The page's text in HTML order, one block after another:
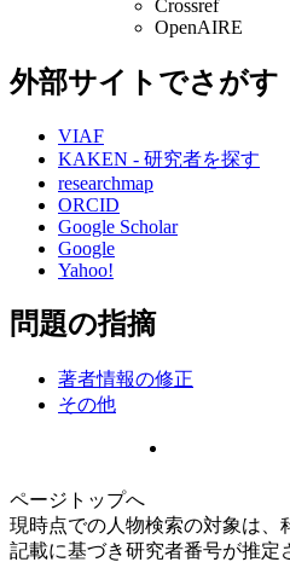
Crossref
OpenAIRE
外部サイトでさがす
VIAF
KAKEN - 研究者を探す
researchmap
ORCID
Google Scholar
Google
Yahoo!
問題の指摘
著者情報の修正
その他
ページトップへ
現時点での人物検索の対象は、
記載に基づき研究者番号が推定